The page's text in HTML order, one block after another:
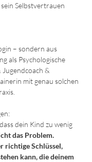
Selbstvertrauen
– sondern aus
als Psychologische
&
mit genau solchen
dein Kind zu wenig
das Problem.
richtige Schlüssel,
kann, die deinem